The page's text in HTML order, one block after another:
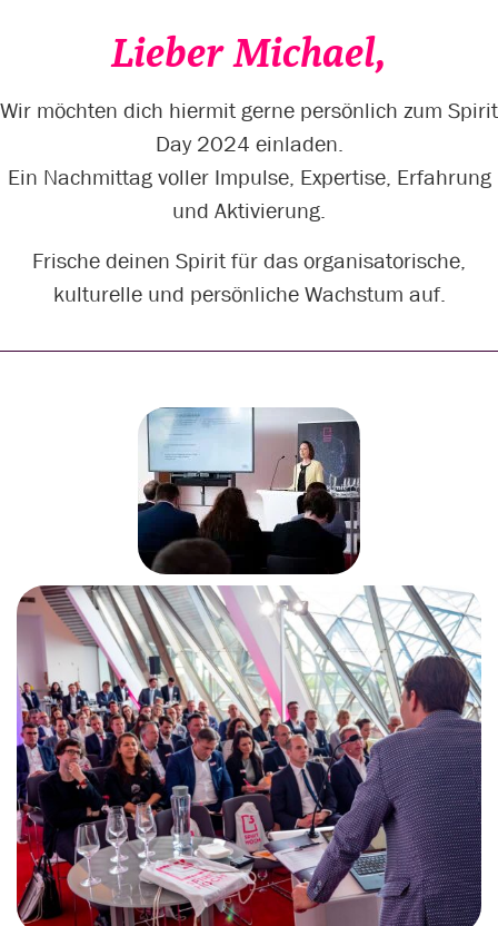
Lieber Michael,
Wir möchten dich hiermit gerne persönlich zum Spirit
Day 2024 einladen.
Ein Nachmittag voller Impulse, Expertise, Erfahrung
und Aktivierung.
Frische deinen Spirit für das organisatorische,
kulturelle und persönliche Wachstum auf.